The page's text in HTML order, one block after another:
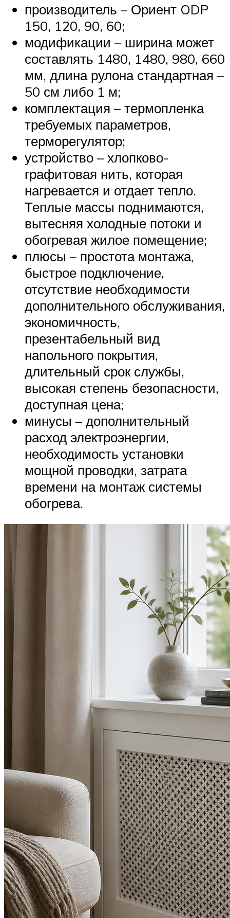
производитель – Ориент ODP
150, 120, 90, 60;
модификации – ширина может
составлять 1480, 1480, 980, 660
мм, длина рулона стандартная –
50 см либо 1 м;
комплектация – термопленка
требуемых параметров,
терморегулятор;
устройство – хлопково-
графитовая нить, которая
нагревается и отдает тепло.
Теплые массы поднимаются,
вытесняя холодные потоки и
обогревая жилое помещение;
плюсы – простота монтажа,
быстрое подключение,
отсутствие необходимости
дополнительного обслуживания,
экономичность,
презентабельный вид
напольного покрытия,
длительный срок службы,
высокая степень безопасности,
доступная цена;
минусы – дополнительный
расход электроэнергии,
необходимость установки
мощной проводки, затрата
времени на монтаж системы
обогрева.